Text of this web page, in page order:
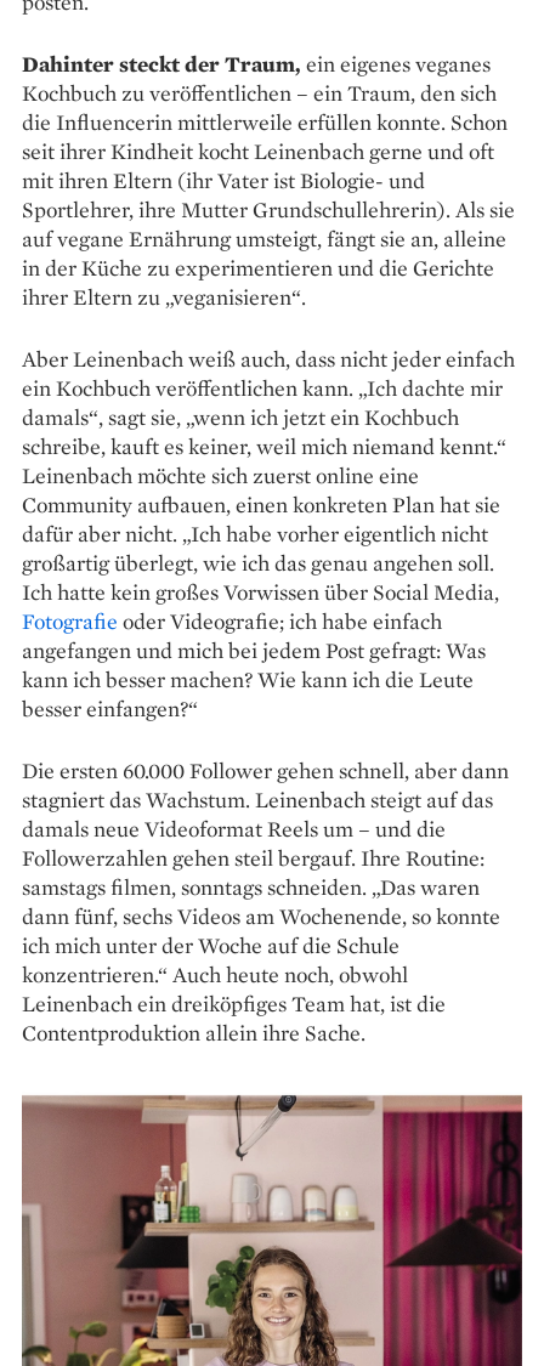
Dahinter steckt der Traum, ein eigenes veganes
Kochbuch zu veröffentlichen – ein Traum, den sich
die Influencerin mittlerweile erfüllen konnte. Schon
seit ihrer Kindheit kocht Leinenbach gerne und oft
mit ihren Eltern (ihr Vater ist Biologie- und
Sportlehrer, ihre Mutter Grundschullehrerin). Als sie
auf vegane Ernährung umsteigt, fängt sie an, alleine
in der Küche zu experimentieren und die Gerichte
ihrer Eltern zu „veganisieren“.
Aber Leinenbach weiß auch, dass nicht jeder einfach
ein Kochbuch veröffentlichen kann. „Ich dachte mir
damals“, sagt sie, „wenn ich jetzt ein Kochbuch
schreibe, kauft es keiner, weil mich niemand kennt.“
Leinenbach möchte sich zuerst online eine
Community aufbauen, einen konkreten Plan hat sie
dafür aber nicht. „Ich habe vorher eigentlich nicht
großartig überlegt, wie ich das genau angehen soll.
Ich hatte kein ­großes Vor­wissen über Social Media,
Fotografie oder Videografie; ich habe einfach
angefangen und mich bei jedem Post gefragt: Was
kann ich besser machen? Wie kann ich die Leute
besser einfangen?“
Die ersten 60.000 Follower gehen schnell, aber dann
stagniert das Wachstum. Leinenbach steigt auf das
damals neue Videoformat Reels um – und die
Followerzahlen gehen steil bergauf. Ihre Routine:
samstags filmen, sonntags schneiden. „Das waren
dann fünf, sechs Videos am Wochenende, so konnte
ich mich unter der Woche auf die Schule
konzentrieren.“ Auch heute noch, obwohl
Leinenbach ein dreiköpfiges Team hat, ist die
Contentproduktion allein ihre Sache.